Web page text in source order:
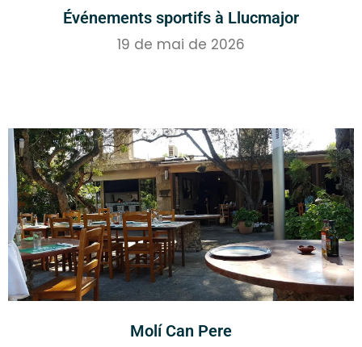
Événements sportifs à Llucmajor
19 de mai de 2026
Molí Can Pere